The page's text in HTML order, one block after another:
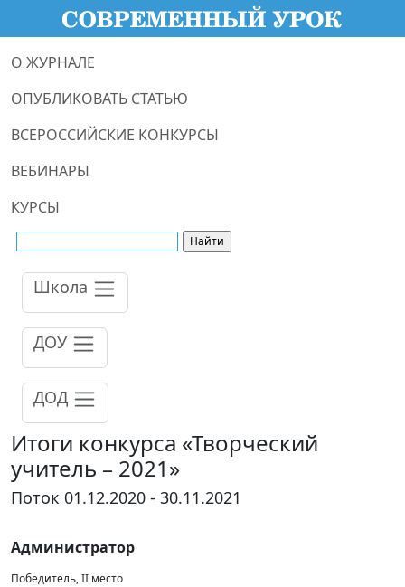
О ЖУРНАЛЕ
ОПУБЛИКОВАТЬ СТАТЬЮ
ВСЕРОССИЙСКИЕ КОНКУРСЫ
ВЕБИНАРЫ
КУРСЫ
Школа
ДОУ
ДОД
Итоги конкурса «Творческий
учитель – 2021»
Поток 01.12.2020 - 30.11.2021
Администратор
Победитель, II место